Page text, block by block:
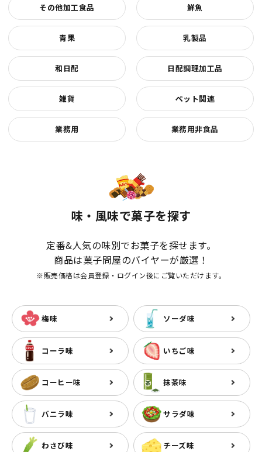
その他加工食品 鮮魚
青果 乳製品
和日配 日配調理加工品
雑貨 ペット関連
業務用 業務用非食品
味・風味で菓子を探す
定番&人気の味別でお菓子を探せます。
商品は菓子問屋のバイヤーが厳選！
※販売価格は会員登録・ログイン後にご覧いただけます。
梅味 ソーダ味
コーラ味 いちご味
コーヒー味 抹茶味
バニラ味 サラダ味
わさび味 チーズ味